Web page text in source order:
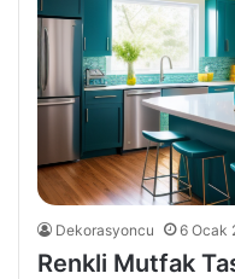
Dekorasyoncu 6 Ocak
Renkli Mutfak